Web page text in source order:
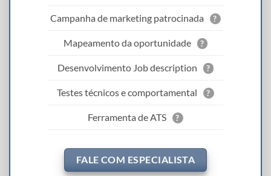
Campanha de marketing patrocinada ?
Mapeamento da oportunidade ?
Desenvolvimento Job description ?
Testes técnicos e comportamental ?
Ferramenta de ATS ?
FALE COM ESPECIALISTA